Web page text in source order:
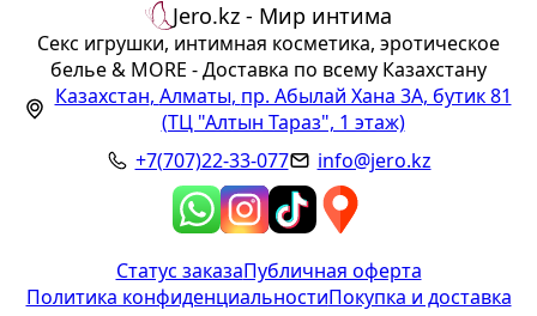
Jero.kz - Мир интима
Секс игрушки, интимная косметика, эротическое
белье & MORE - Доставка по всему Казахстану
Казахстан, Алматы, пр. Абылай Хана 3А, бутик 81
(ТЦ "Алтын Тараз", 1 этаж)
+7(707)22-33-077
info@jero.kz
Статус заказаПубличная оферта
Политика конфиденциальностиПокупка и доставка